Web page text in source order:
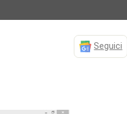
Seguici